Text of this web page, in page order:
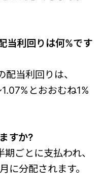
当利回りは何%です
当利回りは、
とおおむね1%
すか?
ごとに支払われ、
に分配されます。